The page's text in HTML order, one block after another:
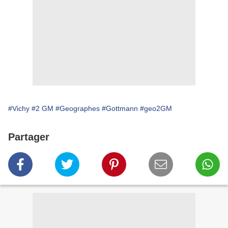
#Vichy #2 GM #Geographes #Gottmann #geo2GM
Partager